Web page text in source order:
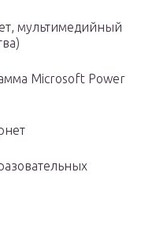
мультимедийный
Microsoft Power